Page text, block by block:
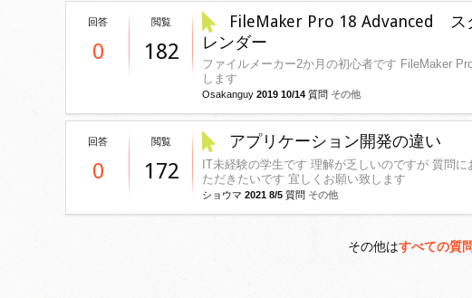
回答
0
閲覧
182
FileMaker Pro 18 Advanced
レンダー
ファイルメーカー2か月の初心者です FileMaker
します
Osakanguy 2019 10/14 質問 その他
回答
0
閲覧
172
アプリケーション開発の違い
IT未経験の学生です 理解が乏しいのですが 質問
ただきたいです 宜しくお願い致します
ショウマ 2021 8/5 質問 その他
その他はすべての質問